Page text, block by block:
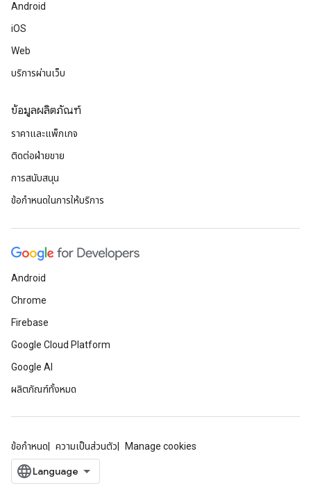
Android
iOS
Web
บริการผ่านเว็บ
ข้อมูลผลิตภัณฑ์
ราคาและแพ็กเกจ
ติดต่อฝ่ายขาย
การสนับสนุน
ข้อกำหนดในการให้บริการ
Android
Chrome
Firebase
Google Cloud Platform
Google AI
ผลิตภัณฑ์ทั้งหมด
ข้อกำหนด ความเป็นส่วนตัว Manage cookies